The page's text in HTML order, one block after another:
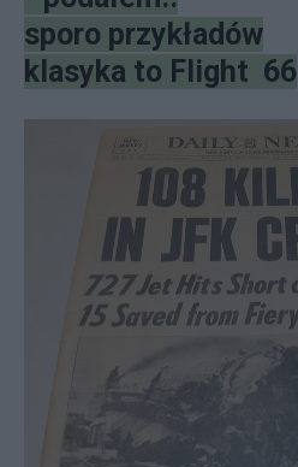
sporo przykładów
klasyka to Flight 66